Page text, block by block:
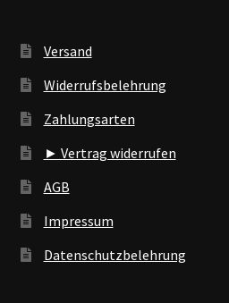
Versand
Widerrufsbelehrung
Zahlungsarten
► Vertrag widerrufen
AGB
Impressum
Datenschutzbelehrung